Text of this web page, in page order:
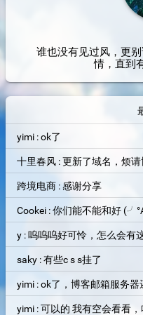
谁也没有见过风，更
情，直到
yimi : ok了
十里春风 : 更新了域名，烦
跨境电商 : 感谢分享
Cookei : 你们能不能和好
y : 呜呜呜好可怜，怎么会有
saky : 有些c s s挂了
yimi : ok了，博客邮箱服务
yimi : 可以的 我有空会看看